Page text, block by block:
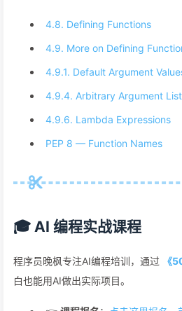
4.8. Defining Functions
4.9. More on Defining
4.9.1. Default Argument
4.9.4. Arbitrary Argument
4.9.6. Lambda Expressions
PEP 8 — Function Names
🎓 AI 编程实战课程
程序员晚枫专注AI编程培训，通过 《
白也能用AI做出实际项目。